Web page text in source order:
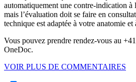
automatiquement une contre-indication à
mais l’évaluation doit se faire en
technique est adaptée à votre anatomie et
Vous pouvez prendre rendez-vous au
OneDoc.
VOIR PLUS DE COMMENTAIRES